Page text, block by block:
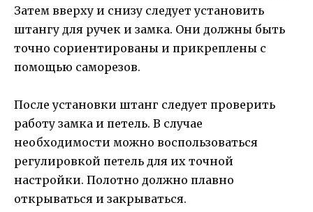
Затем вверху и снизу следует установить
штангу для ручек и замка. Они должны быть
точно сориентированы и прикреплены с
помощью саморезов.
После установки штанг следует проверить
работу замка и петель. В случае
необходимости можно воспользоваться
регулировкой петель для их точной
настройки. Полотно должно плавно
открываться и закрываться.